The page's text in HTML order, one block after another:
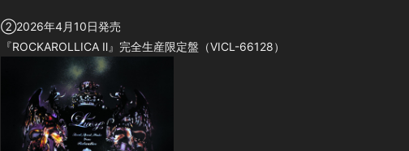
②2026年4月10日発売
『ROCKAROLLICA Ⅱ』完全生産限定盤（VICL-66128）